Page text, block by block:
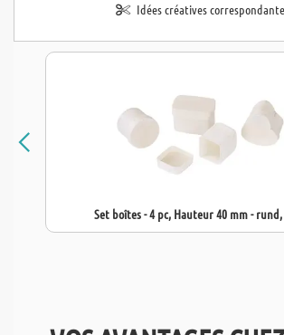
Idées créatives
Set boîtes - 4 pc, Hauteur 40 mm -